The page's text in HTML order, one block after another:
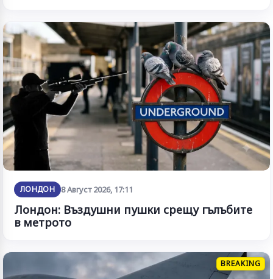
ЛОНДОН 8 Август 2026, 17:11
Лондон: Въздушни пушки срещу гълъбите
в метрото
BREAKING